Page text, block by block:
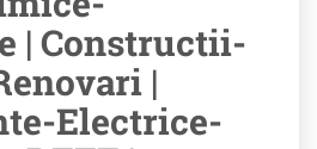
| Constructii-
|
Electrice-